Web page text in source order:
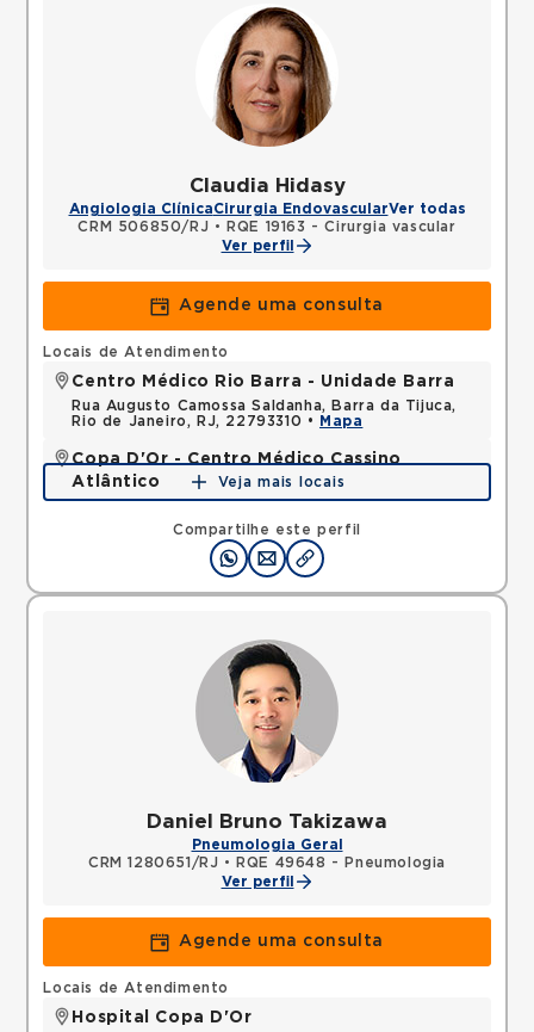
Claudia Hidasy
Angiologia ClínicaCirurgia EndovascularVer todas
CRM 506850/RJ •
RQE 19163 - Cirurgia vascular
Ver perfil
Agende uma consulta
Compartilhe este perfil
Locais de Atendimento
Centro Médico Rio Barra - Unidade Barra
Rua Augusto Camossa Saldanha, Barra da Tijuca,
Rio de Janeiro, RJ, 22793310 •
Mapa
Copa D'Or - Centro Médico Cassino
Atlântico
Avenida Atlantica, Copacabana, Rio de Janeiro, RJ,
22070002 •Mapa
Veja mais locais
Daniel Bruno Takizawa
Pneumologia Geral
CRM 1280651/RJ •
RQE 49648 - Pneumologia
Ver perfil
Agende uma consulta
Locais de Atendimento
Hospital Copa D'Or